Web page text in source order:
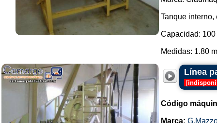
Tanque
Capacidad: 100
Medidas: 1.80
Línea
[
Código
Marca: